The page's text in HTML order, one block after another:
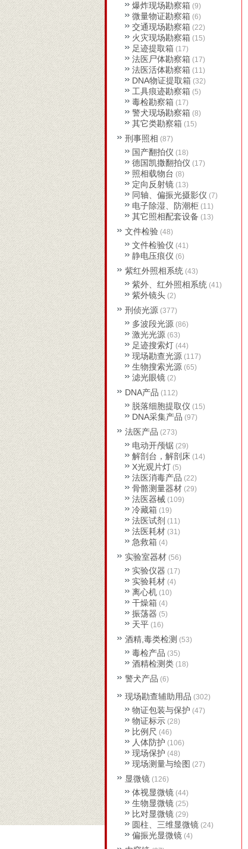
爆炸现场勘察箱 (9)
微量物证勘察箱 (6)
交通现场勘察箱 (22)
火灾现场勘察箱 (15)
足迹提取箱 (17)
法医尸体勘察箱 (17)
法医活体勘察箱 (11)
DNA物证提取箱 (32)
工具痕迹勘察箱 (5)
毒检勘察箱 (17)
警犬现场勘察箱 (8)
其它类勘察箱 (15)
刑事照相 (87)
国产翻拍仪 (18)
德国凯撒翻拍仪 (17)
照相载物台 (8)
定向反射镜 (13)
同轴、偏振光摄影仪 (7)
电子除湿、防潮柜 (11)
其它照相配套设备 (13)
文件检验 (48)
文件检验仪 (41)
静电压痕仪 (6)
紫红外照相系统 (43)
紫外、红外照相系统 (41)
紫外镜头 (2)
刑侦光源 (377)
多波段光源 (86)
激光光源 (63)
足迹搜索灯 (44)
现场勘查光源 (117)
生物搜索光源 (65)
滤光眼镜 (2)
DNA产品 (112)
脱落细胞提取仪 (15)
DNA采集产品 (97)
法医产品 (273)
电动开颅锯 (29)
解剖台，解剖床 (14)
X光观片灯 (5)
法医消毒产品 (22)
骨骼测量器材 (29)
法医器械 (109)
冷藏箱 (19)
法医试剂 (11)
法医耗材 (31)
急救箱 (4)
实验室器材 (56)
实验仪器 (17)
实验耗材 (4)
离心机 (10)
干燥箱 (4)
振荡器 (5)
天平 (16)
酒精,毒类检测 (53)
毒检产品 (35)
酒精检测类 (18)
警犬产品 (6)
现场勘查辅助用品 (302)
物证包装与保护 (47)
物证标示 (28)
比例尺 (46)
人体防护 (106)
现场保护 (48)
现场测量与绘图 (27)
显微镜 (126)
体视显微镜 (44)
生物显微镜 (25)
比对显微镜 (29)
圆柱、三维显微镜 (24)
偏振光显微镜 (4)